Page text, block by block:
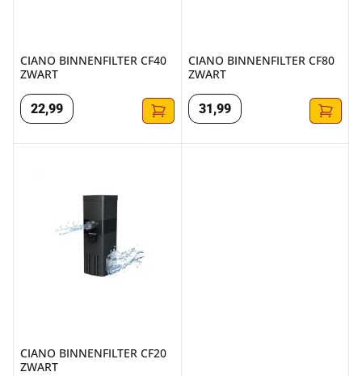
CIANO BINNENFILTER CF40
ZWART
22,99
CIANO BINNENFILTER CF80
ZWART
31,99
CIANO BINNENFILTER CF20
ZWART